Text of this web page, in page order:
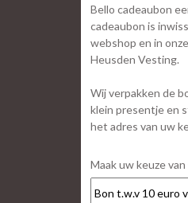
Bello cadeaubon
cadeaubon is
webshop en in
Heusden Vesting.
Wij verpakken de
klein presentje en
het adres van uw
Maak uw keuze